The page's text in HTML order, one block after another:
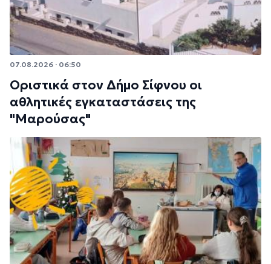
07.08.2026 · 06:50
Οριστικά στον Δήμο Σίφνου οι
αθλητικές εγκαταστάσεις της
"Μαρούσας"